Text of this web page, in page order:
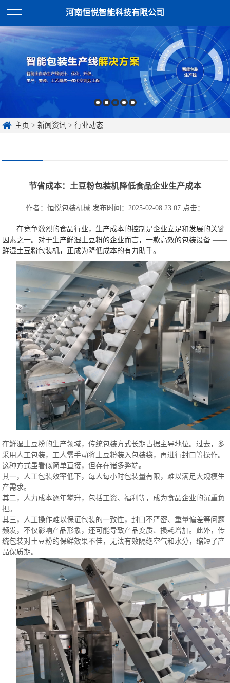
河南恒悦智能科技有限公司
主页 >新闻资讯 >行业动态
节省成本：土豆粉包装机降低食品企业生产成本
作者：恒悦包装机械 发布时间：2025-02-08 23:07 点击：
在竞争激烈的食品行业，生产成本的控制是企业立足和发展的关键
因素之一。对于生产鲜湿土豆粉的企业而言，一款高效的包装设备 ——
鲜湿土豆粉包装机，正成为降低成本的有力助手。
在鲜湿土豆粉的生产领域，传统包装方式长期占据主导地位。过去，多
采用人工包装，工人需手动将土豆粉装入包装袋，再进行封口等操作。
这种方式虽看似简单直接，但存在诸多弊端。
其一，人工包装效率低下，每人每小时包装量有限，难以满足大规模生
产需求。
其二，人力成本逐年攀升，包括工资、福利等，成为食品企业的沉重负
担。
其三，人工操作难以保证包装的一致性，封口不严密、重量偏差等问题
频发，不仅影响产品形象，还可能导致产品变质、损耗增加。 此外，传
统包装对土豆粉的保鲜效果不佳，无法有效隔绝空气和水分，缩短了产
品保质期。